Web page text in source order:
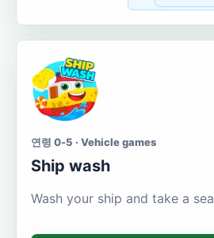
연령 0-5 · Vehicle games
Ship wash
Wash your ship and take a